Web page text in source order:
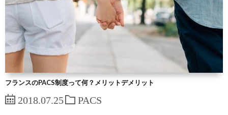
フランスのPACS制度って何？メリットデメリット
2018.07.25 PACS